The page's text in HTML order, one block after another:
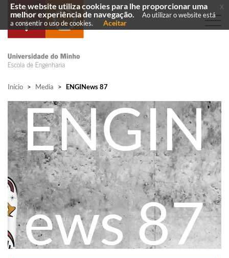
Início > Media > ENGINews 87
ENGIN
ews 87
Este website utiliza cookies para lhe proporcionar uma
melhor experiência de navegação.
Ao utilizar o website está
a consentir o uso de cookies.
Aceitar
x